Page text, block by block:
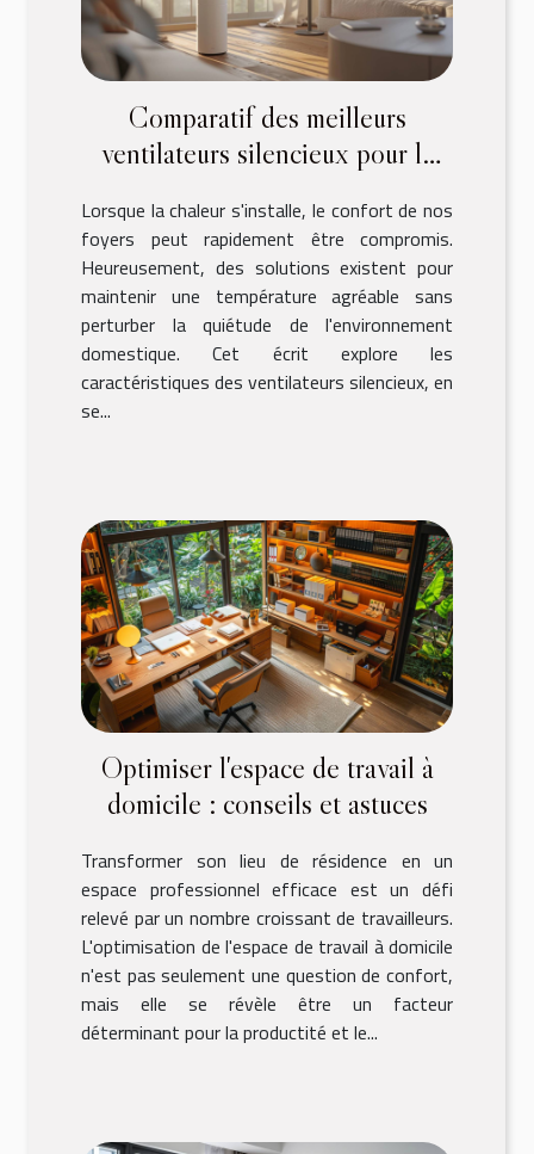
Comparatif des meilleurs
ventilateurs silencieux pour la
Lorsque la chaleur s'installe, le confort de nos
foyers peut rapidement être compromis.
Heureusement, des solutions existent pour
maintenir une température agréable sans
perturber la quiétude de l'environnement
domestique. Cet écrit explore les
caractéristiques des ventilateurs silencieux, en
se...
Optimiser l'espace de travail à
domicile : conseils et astuces
Transformer son lieu de résidence en un
espace professionnel efficace est un défi
relevé par un nombre croissant de travailleurs.
L'optimisation de l'espace de travail à domicile
n'est pas seulement une question de confort,
mais elle se révèle être un facteur
déterminant pour la productité et le...